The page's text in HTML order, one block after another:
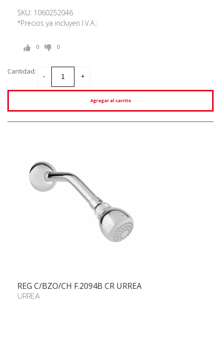
SKU: 1060252046
*Precios ya incluyen I.V.A.:
0 0
Cantidad:
Agregar al carrito
REG C/BZO/CH F.2094B CR URREA
URREA